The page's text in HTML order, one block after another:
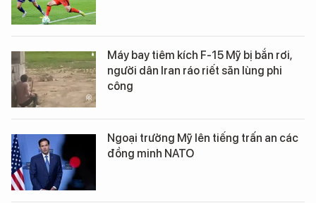
Máy bay tiêm kích F-15 Mỹ bị bắn rơi,
người dân Iran ráo riết săn lùng phi
công
Ngoại trưởng Mỹ lên tiếng trấn an các
đồng minh NATO